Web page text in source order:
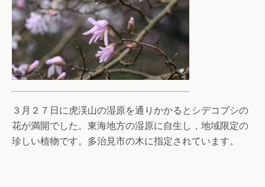
３月２７日に虎渓山の湿原を通りかかるとシデコブシの
花が満開でした。東海地方の湿原に自生し，地域限定の
珍しい植物です。多治見市の木に指定されています。